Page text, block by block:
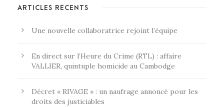
ARTICLES RÉCENTS
Une nouvelle collaboratrice rejoint l’équipe
En direct sur l’Heure du Crime (RTL) : affaire
VALLIER, quintuple homicide au Cambodge
Décret « RIVAGE » : un naufrage annoncé pour les
droits des justiciables